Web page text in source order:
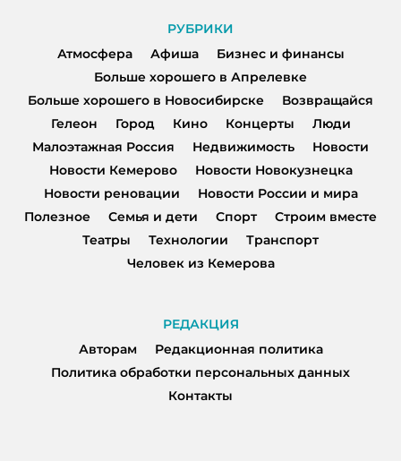
РУБРИКИ
Атмосфера
Афиша
Бизнес и финансы
Больше хорошего в Апрелевке
Больше хорошего в Новосибирске
Возвращайся
Гелеон
Город Кино Концерты
Люди
Малоэтажная Россия
Недвижимость
Новости
Новости Кемерово
Новости Новокузнецка
Новости реновации
Новости России и мира
Полезное
Семья и дети Спорт
Строим вместе
Театры
Технологии
Транспорт
Человек из Кемерова
РЕДАКЦИЯ
Авторам
Редакционная политика
Политика обработки персональных данных
Контакты